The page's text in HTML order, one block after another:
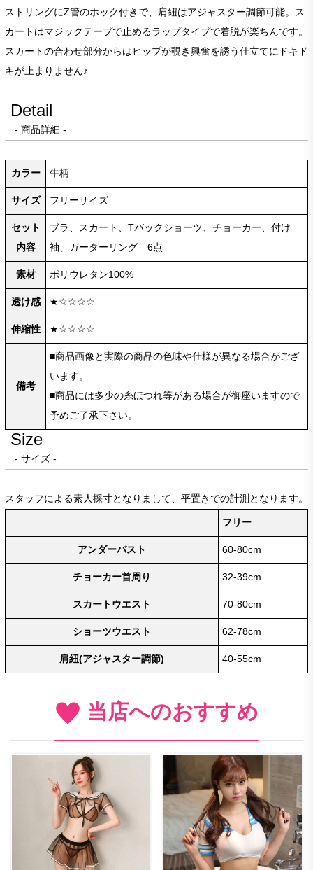
ストリングにZ管のホック付きで、肩紐はアジャスター調節可能。ス
カートはマジックテープで止めるラップタイプで着脱が楽ちんです。
スカートの合わせ部分からはヒップが覗き興奮を誘う仕立てにドキド
キが止まりません♪
Detail
- 商品詳細 -
カラー 牛柄
サイズ フリーサイズ
セット
内容
ブラ、スカート、Tバックショーツ、チョーカー、付け
袖、ガーターリング 6点
素材 ポリウレタン100%
透け感 ★☆☆☆☆
伸縮性 ★☆☆☆☆
備考
■商品画像と実際の商品の色味や仕様が異なる場合がござ
います。
■商品には多少の糸ほつれ等がある場合が御座いますので
予めご了承下さい。
Size
- サイズ -
スタッフによる素人採寸となりまして、平置きでの計測となります。
フリー
アンダーバスト 60-80cm
チョーカー首周り 32-39cm
スカートウエスト 70-80cm
ショーツウエスト 62-78cm
肩紐(アジャスター調節) 40-55cm
当店へのおすすめ